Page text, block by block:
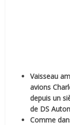
Vaisseau
avions
depuis un
de DS
Comme